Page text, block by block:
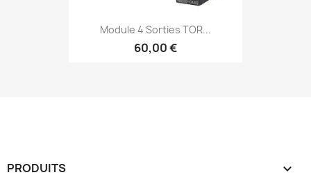
Module 4 Sorties TOR...
60,00 €
PRODUITS 